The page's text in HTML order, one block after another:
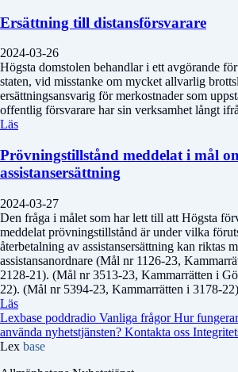
Ersättning till distansförsvarare
2024-03-26
Högsta domstolen behandlar i ett avgörande
staten, vid misstanke om mycket allvarlig
ersättningsansvarig för merkostnader som
offentlig försvarare har sin verksamhet långt
Läs
Prövningstillstånd meddelat i mål
assistansersättning
2024-03-27
Den fråga i målet som har lett till att Högsta
meddelat prövningstillstånd är under vilka
återbetalning av assistansersättning kan riktas
assistansanordnare (Mål nr 1126-23,
2128-21). (Mål nr 3513-23, Kammarrätten i
22). (Mål nr 5394-23, Kammarrätten i 3178-
Läs
Lexbase poddradio Vanliga frågorHur
använda nyhetstjänsten? Kontakta oss
Lex base